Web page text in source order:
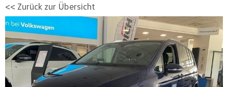
<< Zurück zur Übersicht